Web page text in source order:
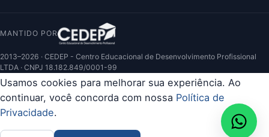
MANTIDO POR
2013–2026 · CEDEP - Centro Educacional de Desenvolvimento Profissional
LTDA · CNPJ 18.182.849/0001-99
Usamos cookies para melhorar sua experiência. Ao
continuar, você concorda com nossa Política de
Privacidade.